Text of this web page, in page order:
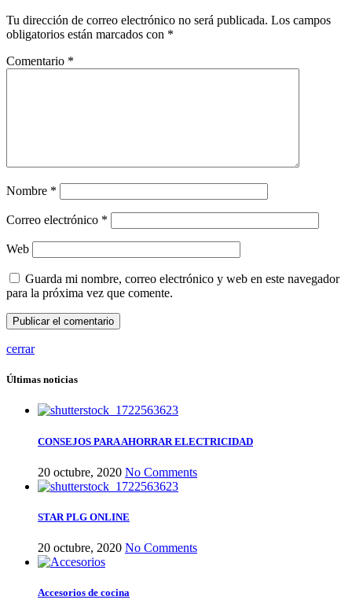
Tu dirección de correo electrónico no será publicada. Los campos
obligatorios están marcados con *
Comentario *
Nombre *
Correo electrónico *
Web
Guarda mi nombre, correo electrónico y web en este navegador
para la próxima vez que comente.
cerrar
Últimas noticias
CONSEJOS PARA AHORRAR ELECTRICIDAD
20 octubre, 2020 No Comments
STAR PLG ONLINE
20 octubre, 2020 No Comments
Accesorios de cocina